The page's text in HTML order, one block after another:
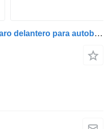
Mercedes-Benz Cobra GL9 faro delantero para autobús